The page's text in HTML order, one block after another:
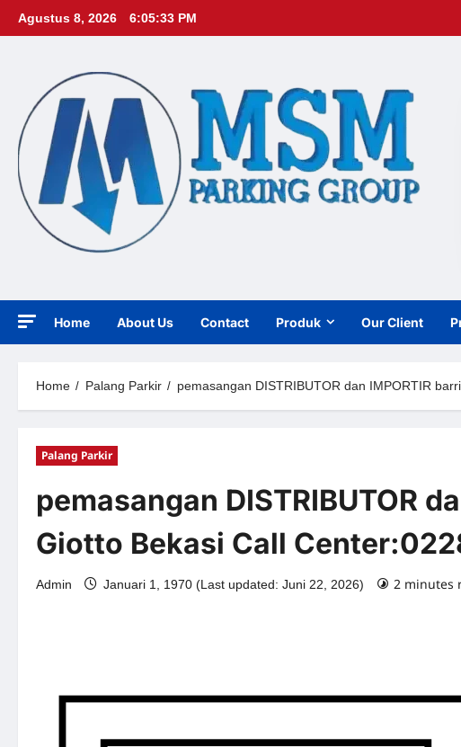
Agustus 8, 2026 6:05:34 PM
Home About Us Contact Produk Our Client
Home Palang Parkir pemasangan DISTRIBUTOR dan IMPORTIR
Palang Parkir
pemasangan DISTRIBUTOR
Giotto Bekasi Call
Admin Januari 1, 1970 (Last updated: Juni 22, 2026) 2 minutes